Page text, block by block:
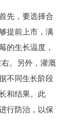
先，要选择合
提前上市，满
的生长温度，
。另外，灌溉
不同生长阶段
和结果。此
行防治，以保